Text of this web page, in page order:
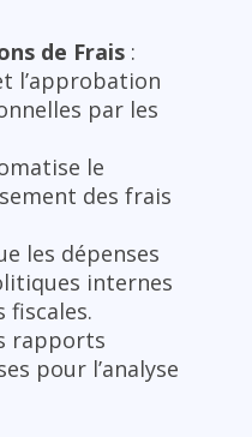
de Frais :
l’approbation
par les
le
des frais
les dépenses
internes
fiscales.
rapports
pour l’analyse